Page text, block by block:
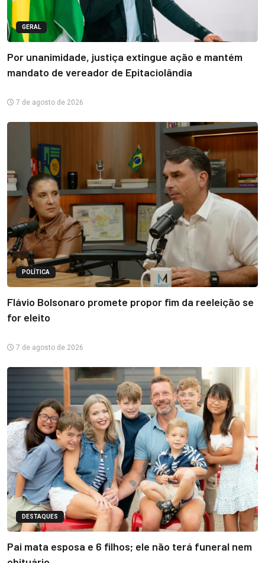
GERAL
Por unanimidade, justiça extingue ação e mantém
mandato de vereador de Epitaciolândia
7 de agosto de 2026
POLÍTICA
Flávio Bolsonaro promete propor fim da reeleição se
for eleito
7 de agosto de 2026
DESTAQUES
Pai mata esposa e 6 filhos; ele não terá funeral nem